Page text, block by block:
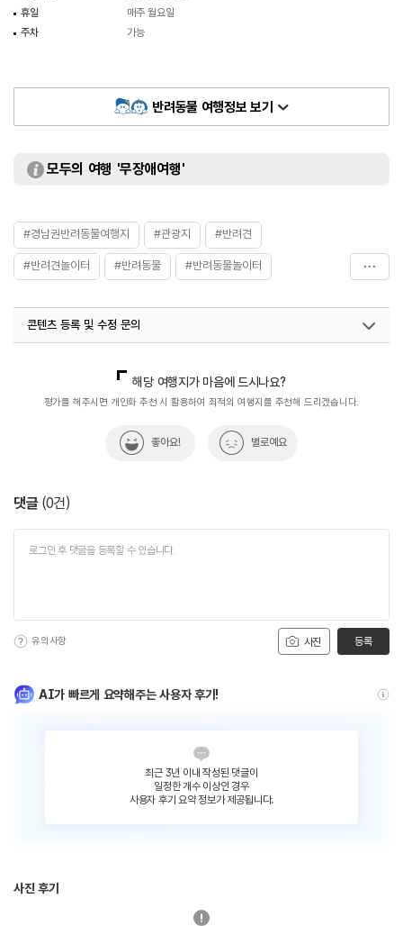
휴일
매주 월요일
주차
가능
반려동물 여행정보 보기
모두의 여행 '무장애여행'
#경남권반려동물여행지 #관광지 #반려견
#반려견놀이터 #반려동물 #반려동물놀이터
콘텐츠 등록 및 수정 문의
지역콘텐츠육성팀(반려동물동반여행)
02-7299-582
해당 여행지가 마음에 드시나요?
평가를 해주시면 개인화 추천 시 활용하여 최적의 여행지를 추천해 드리겠습니다.
좋아요! 별로예요
댓글 (0건)
사진
유의사항 등록
AI가 빠르게 요약해주는 사용자 후기!
최근 3년 이내 작성된 댓글이
일정한 개수 이상인 경우
사용자 후기 요약 정보가 제공됩니다.
사진 후기